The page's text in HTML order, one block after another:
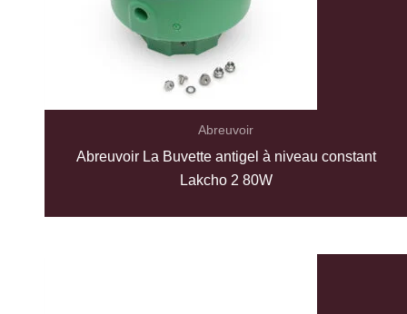
Abreuvoir
Abreuvoir La Buvette antigel à niveau constant
Lakcho 2 80W